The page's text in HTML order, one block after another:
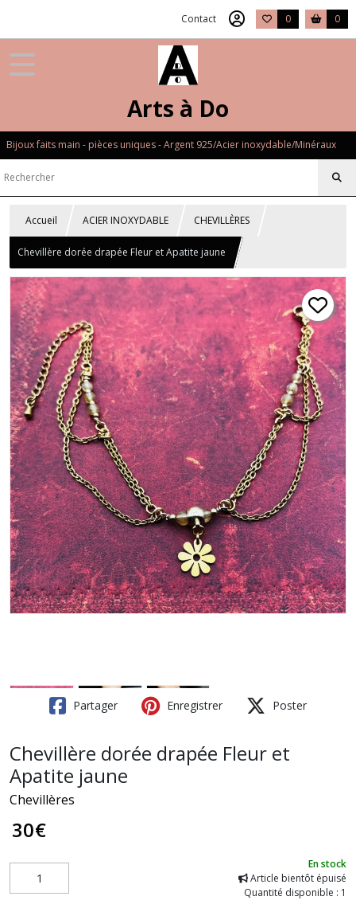
Contact 0 0
Arts à Do
Bijoux faits main - pièces uniques - Argent 925/Acier inoxydable/Minéraux
Accueil ACIER INOXYDABLE CHEVILLÈRES
Chevillère dorée drapée Fleur et Apatite jaune
Partager Enregistrer Poster
Chevillère dorée drapée Fleur et
Apatite jaune
Chevillères
30€
En stock
Article bientôt épuisé
Quantité disponible : 1